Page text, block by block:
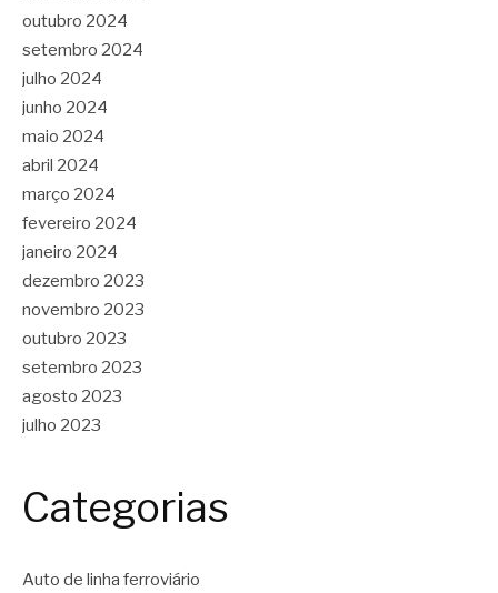
outubro 2024
setembro 2024
julho 2024
junho 2024
maio 2024
abril 2024
março 2024
fevereiro 2024
janeiro 2024
dezembro 2023
novembro 2023
outubro 2023
setembro 2023
agosto 2023
julho 2023
Categorias
Auto de linha ferroviário